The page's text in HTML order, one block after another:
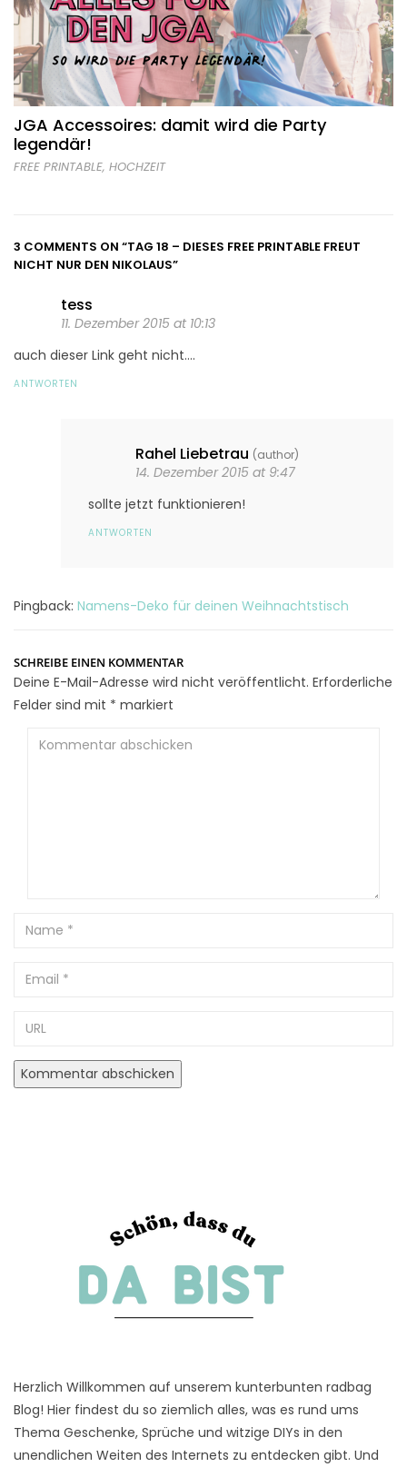
JGA Accessoires: damit wird die Party
legendär!
FREE PRINTABLE, HOCHZEIT
3 COMMENTS ON “TAG 18 – DIESES FREE PRINTABLE FREUT
NICHT NUR DEN NIKOLAUS”
tess
11. Dezember 2015 at 10:13
auch dieser Link geht nicht….
ANTWORTEN
Rahel Liebetrau (author)
14. Dezember 2015 at 9:47
sollte jetzt funktionieren!
ANTWORTEN
Pingback: Namens-Deko für deinen Weihnachtstisch
SCHREIBE EINEN KOMMENTAR
Deine E-Mail-Adresse wird nicht veröffentlicht. Erforderliche
Felder sind mit * markiert
Kommentar
Name
Email
Herzlich Willkommen auf unserem kunterbunten radbag
Blog! Hier findest du so ziemlich alles, was es rund ums
Thema Geschenke, Sprüche und witzige DIYs in den
unendlichen Weiten des Internets zu entdecken gibt. Und